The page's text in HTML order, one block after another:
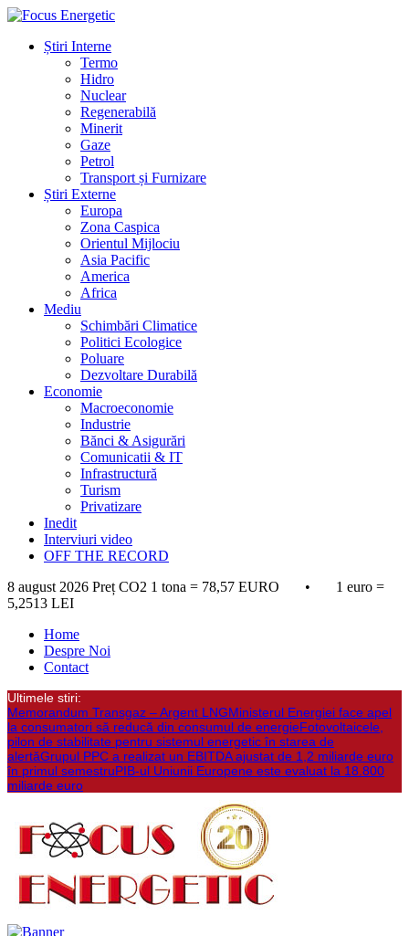
Știri Interne
Termo
Hidro
Nuclear
Regenerabilă
Minerit
Gaze
Petrol
Transport și Furnizare
Știri Externe
Europa
Zona Caspica
Orientul Mijlociu
Asia Pacific
America
Africa
Mediu
Schimbări Climatice
Politici Ecologice
Poluare
Dezvoltare Durabilă
Economie
Macroeconomie
Industrie
Bănci & Asigurări
Comunicatii & IT
Infrastructură
Turism
Privatizare
Inedit
Interviuri video
OFF THE RECORD
8 august 2026 Preț CO2 1 tona = 78,57 EURO • 1 euro =
5,2513 LEI
Home
Despre Noi
Contact
Ultimele stiri:
Memorandum Transgaz – Argent LNGMinisterul Energiei face apel
la consumatori să reducă din consumul de energieFotovoltaicele,
pilon de stabilitate pentru sistemul energetic în starea de
alertăGrupul PPC a realizat un EBITDA ajustat de 1,2 miliarde euro
în primul semestruPIB-ul Uniunii Europene este evaluat la 18.800
miliarde euro